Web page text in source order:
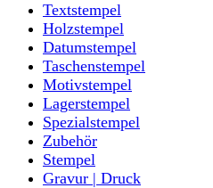
Textstempel
Holzstempel
Datumstempel
Taschenstempel
Motivstempel
Lagerstempel
Spezialstempel
Zubehör
Stempel
Gravur | Druck